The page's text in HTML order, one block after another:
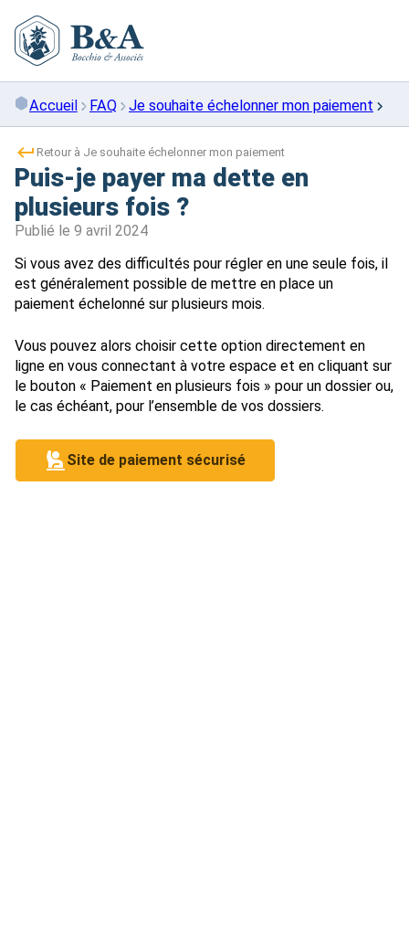
content
Accueil FAQ Je souhaite échelonner mon paiement
Retour à Je souhaite échelonner mon paiement
Puis-je payer ma dette en
plusieurs fois ?
Publié le 9 avril 2024
Si vous avez des difficultés pour régler en une seule fois, il
est généralement possible de mettre en place un
paiement échelonné sur plusieurs mois.
Vous pouvez alors choisir cette option directement en
ligne en vous connectant à votre espace et en cliquant sur
le bouton « Paiement en plusieurs fois » pour un dossier ou,
le cas échéant, pour l’ensemble de vos dossiers.
Site de paiement sécurisé